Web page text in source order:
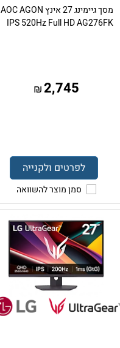
מסך גיימינג 27 אינץ AOC AGON
IPS 520Hz Full HD AG276FK
2,745
₪
לפרטים ולקנייה
סמן מוצר להשוואה